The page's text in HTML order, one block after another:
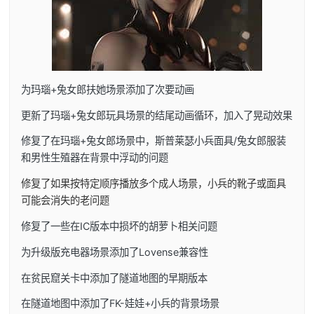
为玛瑙+兔女郎扶她场景添加了次要动画
更新了玛瑙+兔女郎玩具场景的结尾动画循环，加入了晃动效果
修复了在玛瑙+兔女郎场景中，斯普莱瑟小兵面具/兔女郎服装
和男性生殖器在背景中浮动的问题
修复了如果按特定顺序播放多个成人场景，小兵的靴子或面具
可能会消失的老问题
修复了一些在IC版本中损坏的胡萝卜相关问题
为升级版充电器场景添加了Lovense兼容性
在贫民窟关卡中添加了隧道地图的早期版本
在隧道地图中添加了FK-娃娃+小兵的背景场景